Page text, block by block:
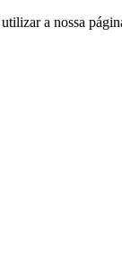
a nossa